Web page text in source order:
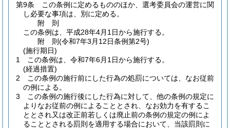
第9条
この条例に定めるもののほか、選考委員会の運営に関
し必要な事項は、別に定める。
附 則
この条例は、平成28年4月1日から施行する。
附 則(令和7年3月12日条例第2号)
(施行期日)
1
この条例は、令和7年6月1日から施行する。
(経過措置)
2
この条例の施行前にした行為の処罰については、なお従前
の例による。
3
この条例の施行後にした行為に対して、他の条例の規定に
よりなお従前の例によることとされ、なお効力を有するこ
ととされ又は改正前若しくは廃止前の条例の規定の例によ
ることとされる罰則を適用する場合において、当該罰則に